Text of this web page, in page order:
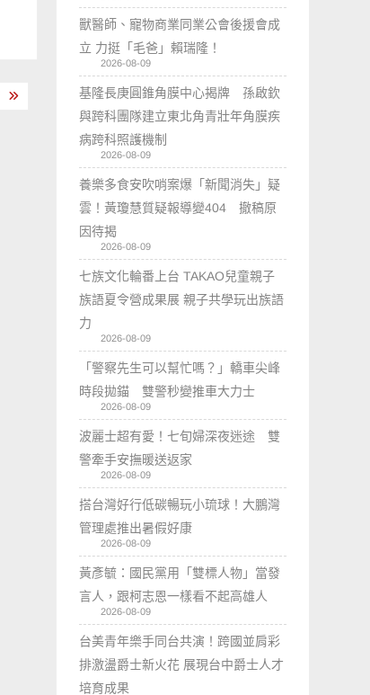
獸醫師、寵物商業同業公會後援會成
立 力挺「毛爸」賴瑞隆！
2026-08-09
基隆長庚圓錐角膜中心揭牌 孫啟欽
與跨科團隊建立東北角青壯年角膜疾
病跨科照護機制
2026-08-09
養樂多食安吹哨案爆「新聞消失」疑
雲！黃瓊慧質疑報導變404 撤稿原
因待揭
2026-08-09
七族文化輪番上台 TAKAO兒童親子
族語夏令營成果展 親子共學玩出族語
力
2026-08-09
「警察先生可以幫忙嗎？」轎車尖峰
時段拋錨 雙警秒變推車大力士
2026-08-09
波麗士超有愛！七旬婦深夜迷途 雙
警牽手安撫暖送返家
2026-08-09
搭台灣好行低碳暢玩小琉球！大鵬灣
管理處推出暑假好康
2026-08-09
黃彥毓：國民黨用「雙標人物」當發
言人，跟柯志恩一樣看不起高雄人
2026-08-09
台美青年樂手同台共演！跨國並肩彩
排激盪爵士新火花 展現台中爵士人才
培育成果